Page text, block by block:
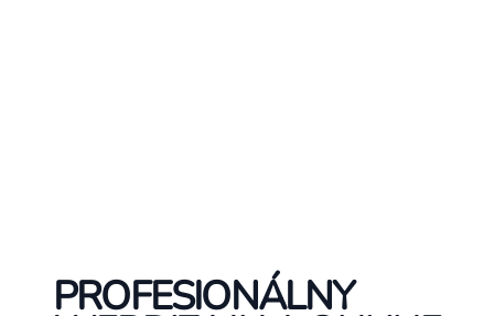
PROFESIONÁLNY